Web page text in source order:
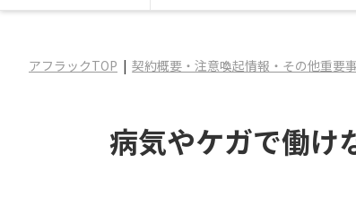
アフラックTOP 契約概要・注意喚起情報・その他重要事
病気やケガで働